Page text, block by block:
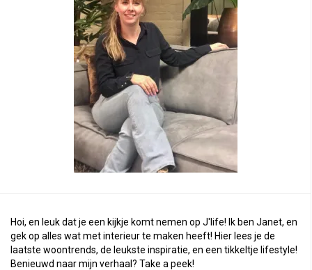
Hoi, en leuk dat je een kijkje komt nemen op J'life! Ik ben Janet, en
gek op alles wat met interieur te maken heeft! Hier lees je de
laatste woontrends, de leukste inspiratie, en een tikkeltje lifestyle!
Benieuwd naar mijn verhaal? Take a peek!